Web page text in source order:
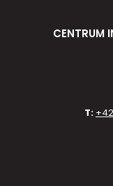
CENTRUM
T: